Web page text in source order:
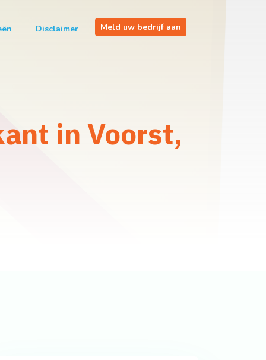
Disclaimer Meld uw bedrijf aan
in Voorst,